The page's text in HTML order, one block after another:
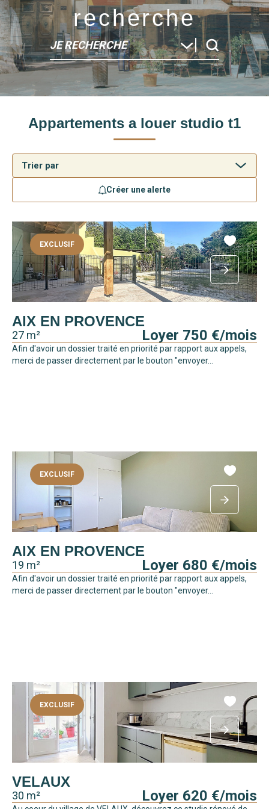
recherche
JE RECHERCHE
Type de bien
Localité
Appartements a louer studio t1
Créer une alerte
EXCLUSIF
AIX EN PROVENCE
27 m² Loyer 750 €/mois
Afin d'avoir un dossier traité en priorité par rapport aux appels,
merci de passer directement par le bouton "envoyer...
EXCLUSIF
AIX EN PROVENCE
19 m² Loyer 680 €/mois
Afin d'avoir un dossier traité en priorité par rapport aux appels,
merci de passer directement par le bouton "envoyer...
EXCLUSIF
VELAUX
30 m² Loyer 620 €/mois